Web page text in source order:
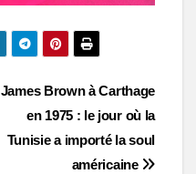
James Brown à Carthage
en 1975 : le jour où la
Tunisie a importé la soul
américaine